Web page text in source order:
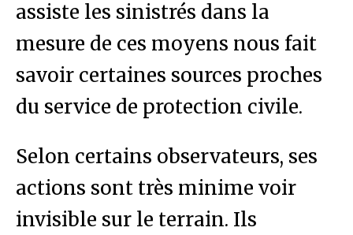
assiste les sinistrés dans la
mesure de ces moyens nous fait
savoir certaines sources proches
du service de protection civile.
Selon certains observateurs, ses
actions sont très minime voir
invisible sur le terrain. Ils